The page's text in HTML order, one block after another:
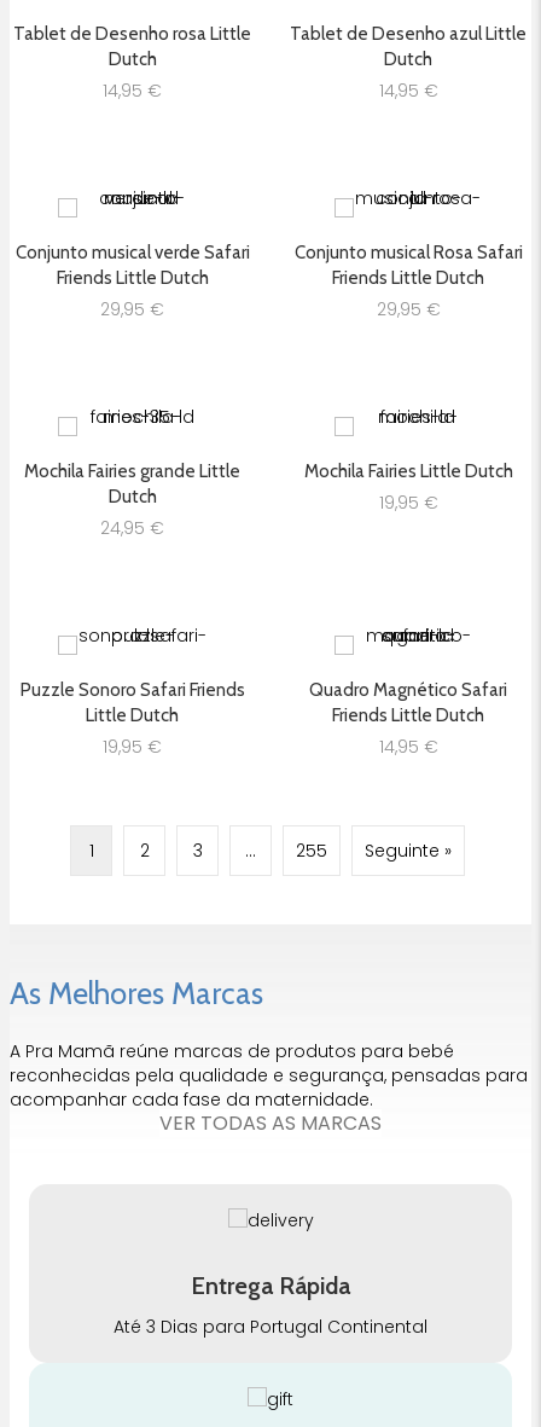
Tablet de Desenho rosa Little
Dutch
14,95 €
Tablet de Desenho azul Little
Dutch
14,95 €
Conjunto musical verde Safari
Friends Little Dutch
29,95 €
Conjunto musical Rosa Safari
Friends Little Dutch
29,95 €
Mochila Fairies grande Little
Dutch
24,95 €
Mochila Fairies Little Dutch
19,95 €
Puzzle Sonoro Safari Friends
Little Dutch
19,95 €
Quadro Magnético Safari
Friends Little Dutch
14,95 €
1 2 3 … 255 Seguinte »
As Melhores Marcas
A Pra Mamã reúne marcas de produtos para bebé
reconhecidas pela qualidade e segurança, pensadas para
acompanhar cada fase da maternidade.
VER TODAS AS MARCAS
Entrega Rápida
Até 3 Dias para Portugal Continental